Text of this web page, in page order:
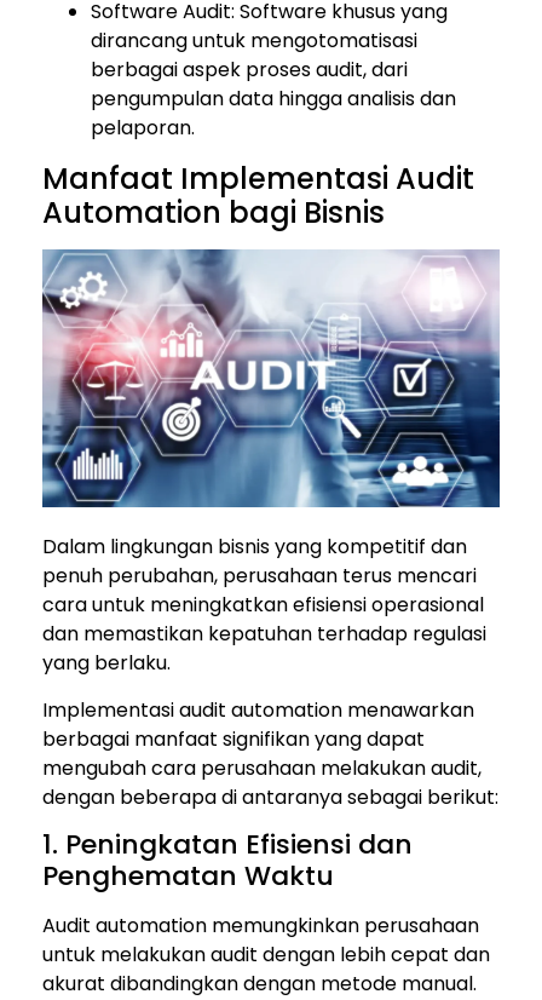
Software Audit: Software khusus yang
dirancang untuk mengotomatisasi
berbagai aspek proses audit, dari
pengumpulan data hingga analisis dan
pelaporan.
Manfaat Implementasi Audit
Automation bagi Bisnis
Dalam lingkungan bisnis yang kompetitif dan
penuh perubahan, perusahaan terus mencari
cara untuk meningkatkan efisiensi operasional
dan memastikan kepatuhan terhadap regulasi
yang berlaku.
Implementasi audit automation menawarkan
berbagai manfaat signifikan yang dapat
mengubah cara perusahaan melakukan audit,
dengan beberapa di antaranya sebagai berikut:
1. Peningkatan Efisiensi dan
Penghematan Waktu
Audit automation memungkinkan perusahaan
untuk melakukan audit dengan lebih cepat dan
akurat dibandingkan dengan metode manual.